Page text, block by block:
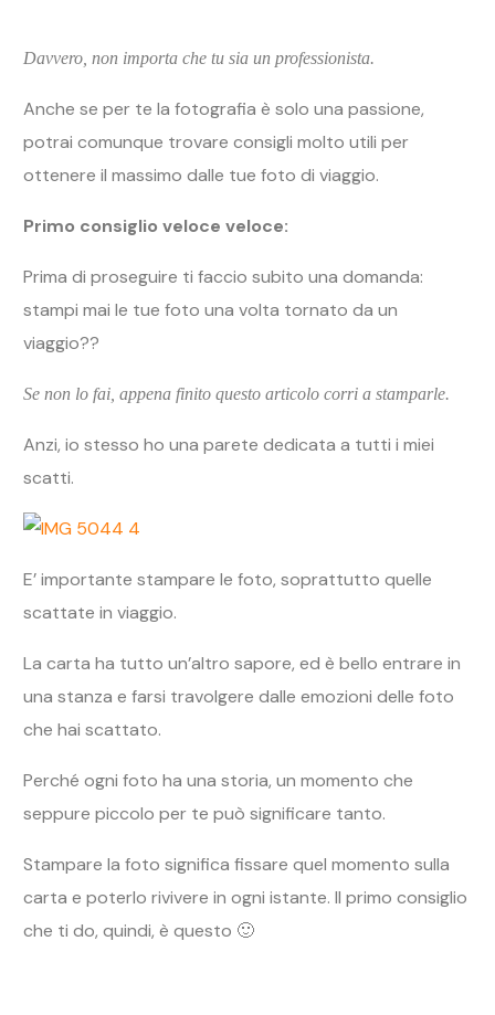
Davvero, non importa che tu sia un professionista.
Anche se per te la fotografia è solo una passione,
potrai comunque trovare consigli molto utili per
ottenere il massimo dalle tue foto di viaggio.
Primo consiglio veloce veloce:
Prima di proseguire ti faccio subito una domanda:
stampi mai le tue foto una volta tornato da un
viaggio??
Se non lo fai, appena finito questo articolo corri a stamparle.
Anzi, io stesso ho una parete dedicata a tutti i miei
scatti.
E’ importante stampare le foto, soprattutto quelle
scattate in viaggio.
La carta ha tutto un’altro sapore, ed è bello entrare in
una stanza e farsi travolgere dalle emozioni delle foto
che hai scattato.
Perché ogni foto ha una storia, un momento che
seppure piccolo per te può significare tanto.
Stampare la foto significa fissare quel momento sulla
carta e poterlo rivivere in ogni istante. Il primo consiglio
che ti do, quindi, è questo 🙂